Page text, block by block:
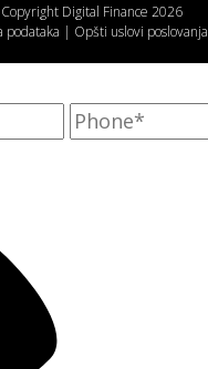
Digital Finance 2026
podataka | Opšti uslovi poslovanja